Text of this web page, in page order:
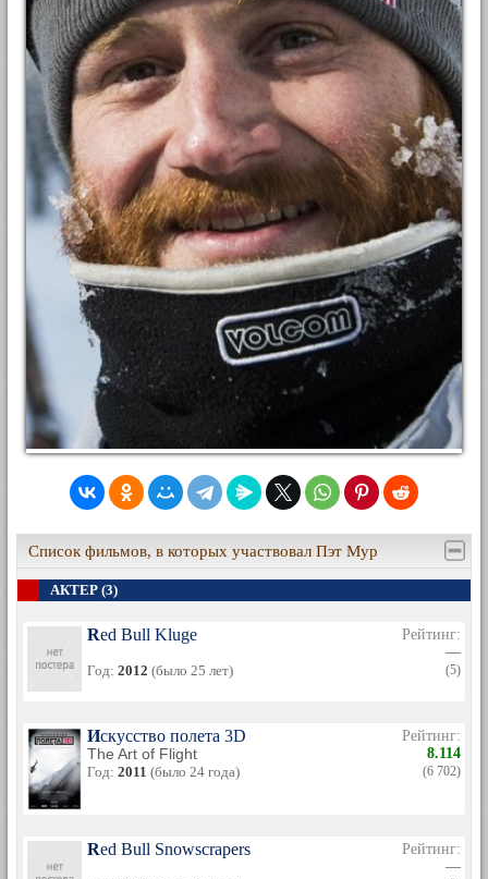
Список фильмов, в которых участвовал Пэт Мур
АКТЕР (3)
Red Bull Kluge
Год: 2012 (было 25 лет)
Рейтинг:
—
(5)
Искусство полета 3D
The Art of Flight
Год: 2011 (было 24 года)
Рейтинг:
8.114
(6 702)
Red Bull Snowscrapers
Рейтинг:
—